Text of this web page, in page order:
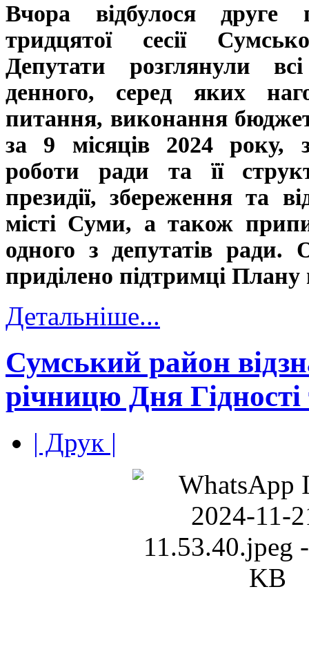
Вчора відбулося друге
тридцятої сесії
Депутати розглянули
денного, серед яких
питання, виконання
за 9 місяців 2024 року,
роботи ради та її
президії, збереження та
місті Суми, а також
одного з депутатів ради.
приділено підтримці
Детальніше...
Сумський район
річницю Дня
| Друк |